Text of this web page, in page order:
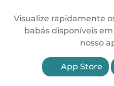
Visualize rapidamente
babás disponíveis
nosso
App Store